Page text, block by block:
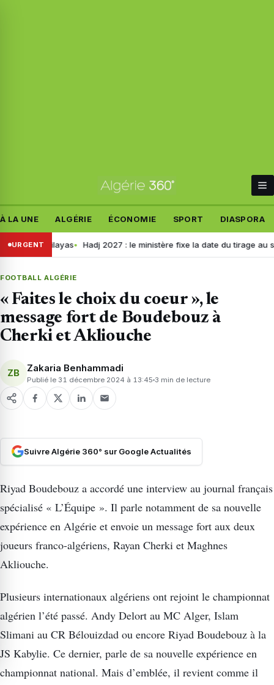
À LA UNE ALGÉRIE ÉCONOMIE SPORT DIASPORA
URGENT
wilayas Hadj 2027 : le ministère fixe la date du tirage au sort
FOOTBALL ALGÉRIE
« Faites le choix du coeur », le
message fort de Boudebouz à
Cherki et Akliouche
ZB Zakaria Benhammadi
Publié le 31 décembre 2024 à 13:45 3 min de lecture
Suivre Algérie 360° sur Google Actualités
Riyad Boudebouz a accordé une interview au journal français
spécialisé « L’Équipe ». Il parle notamment de sa nouvelle
expérience en Algérie et envoie un message fort aux deux
joueurs franco-algériens, Rayan Cherki et Maghnes
Akliouche.
Plusieurs internationaux algériens ont rejoint le championnat
algérien l’été passé. Andy Delort au MC Alger, Islam
Slimani au CR Bélouizdad ou encore Riyad Boudebouz à la
JS Kabylie. Ce dernier, parle de sa nouvelle expérience en
championnat national. Mais d’emblée, il revient comme il